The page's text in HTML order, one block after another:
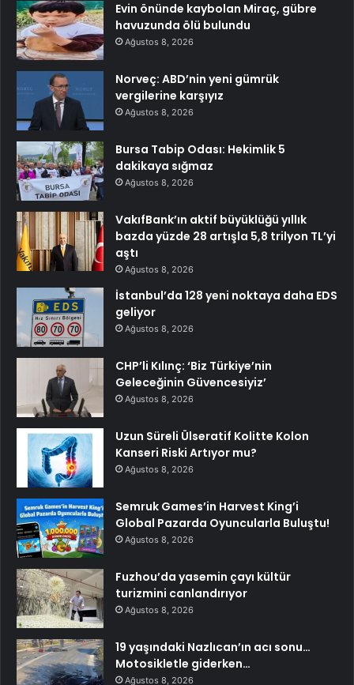
Evin önünde kaybolan Miraç, gübre
havuzunda ölü bulundu
Ağustos 8, 2026
Norveç: ABD’nin yeni gümrük
vergilerine karşıyız
Ağustos 8, 2026
Bursa Tabip Odası: Hekimlik 5
dakikaya sığmaz
Ağustos 8, 2026
VakıfBank’ın aktif büyüklüğü yıllık
bazda yüzde 28 artışla 5,8 trilyon TL’yi
aştı
Ağustos 8, 2026
İstanbul’da 128 yeni noktaya daha EDS
geliyor
Ağustos 8, 2026
CHP’li Kılınç: ‘Biz Türkiye’nin
Geleceğinin Güvencesiyiz’
Ağustos 8, 2026
Uzun Süreli Ülseratif Kolitte Kolon
Kanseri Riski Artıyor mu?
Ağustos 8, 2026
Semruk Games’in Harvest King’i
Global Pazarda Oyuncularla Buluştu!
Ağustos 8, 2026
Fuzhou’da yasemin çayı kültür
turizmini canlandırıyor
Ağustos 8, 2026
19 yaşındaki Nazlıcan’ın acı sonu…
Motosikletle giderken…
Ağustos 8, 2026